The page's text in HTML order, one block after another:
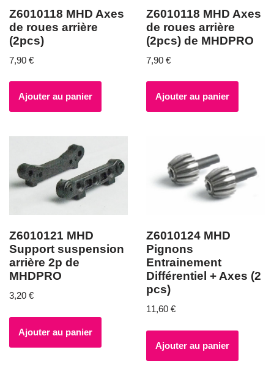
Z6010118 MHD Axes
de roues arrière
(2pcs)
7,90 €
Ajouter au panier
Z6010118 MHD Axes
de roues arrière
(2pcs) de MHDPRO
7,90 €
Ajouter au panier
Z6010121 MHD
Support suspension
arrière 2p de
MHDPRO
3,20 €
Ajouter au panier
Z6010124 MHD
Pignons
Entrainement
Différentiel + Axes (2
pcs)
11,60 €
Ajouter au panier